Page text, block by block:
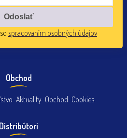
spracovaním osobných údajov
Obchod
Aktuality Obchod Cookies
Distribútori